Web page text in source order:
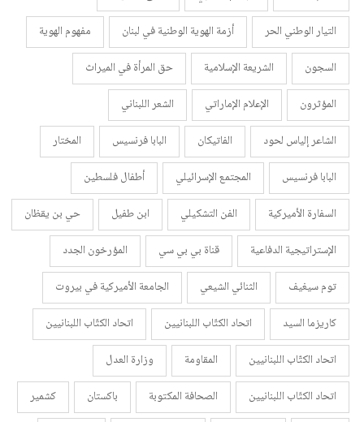
التيار الوطني الحر
أزمة الهوية الوطنية في لبنان
مفهوم الهوية
السجون
الشريعة الإسلامية
حق المرأة في الميراث
المؤثرون
الإعلام الإماراتي
الشعر اللبناني
الشاعر إلياس لحود
الفاتيكان البابا فرنسيس
المختار
البابا فرنسيس
المجتمع الإسرائيلي
أطفال فلسطين
السفارة الأميركية
الفن التشكيلي ابن طفيل
حي بن يقظان
الإستراتيجية الدفاعية
قناة بي بي سي
المؤرخون الجدد
توم سيغيف
الثنائي الشيعي
الجامعة الأميركية في بيروت
كاريزما السيد
اتحاد الكتّاب اللبنانيين
اتحاد الكتّاب اللبنانيين
اتحاد الكتّاب اللبنانيين
المقاومة
وزارة العدل
اتحاد الكتّاب اللبنانيين
الصحافة المكتوبة باكستان
كشمير